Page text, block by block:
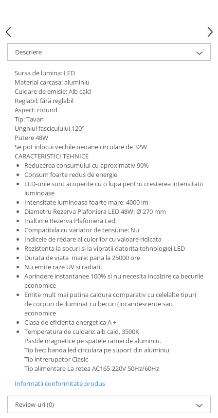
Descriere
Sursa de lumina: LED
Material carcasa: aluminiu
Culoare de emisie: Alb cald
Reglabil: fără reglabil
Aspect: rotund
Tip: Tavan
Unghiul fasciculului 120°
Putere 48W
Se pot inlocui vechile neoane circulare de 32W
CARACTERISTICI TEHNICE
Reducerea consumului cu aproximativ 90%
Consum foarte redus de energie
LED-urile sunt acoperite cu o lupa pentru cresterea intensitatii
luminoase
Intensitate luminoasa foarte mare: 4000 lm
Diametru Rezerva Plafoniera LED 48W: Ø 270 mm
Inaltime Rezerva Plafoniera Led
Compatibila cu variator de tensiune: Nu
Indicele de redare al culorilor cu valoare ridicata
Rezistenta la socuri si la vibratii datorita tehnologiei LED
Durata de viata mare: pana la 25000 ore
Nu emite raze UV si radiatii
Aprindere instantanee 100% si nu necesita incalzire ca becurile
economice
Emite mult mai putina caldura comparativ cu celelalte tipuri
de corpuri de iluminat cu becuri (incandescente sau
economice
Clasa de eficienta energetica A +
Temperatura de culoare: alb cald, 3500K
Pastile magnetice pe spatele ramei de aluminiu.
Tip bec: banda led circulara pe suport din aluminiu
Tip intrerupator Clasic
Tip alimentare La retea AC165-220V 50Hz/60Hz
Informatii conformitate produs
Review-uri(0)